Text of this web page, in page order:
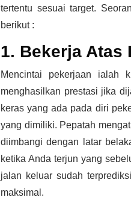
tertentu sesuai target.
berikut :
1. Bekerja Atas
Mencintai pekerjaan ialah
menghasilkan prestasi jika
keras yang ada pada diri
yang dimiliki. Pepatah
diimbangi dengan latar
ketika Anda terjun yang
jalan keluar sudah
maksimal.